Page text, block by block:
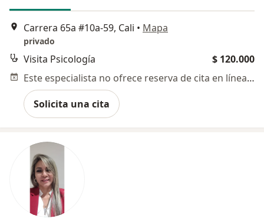
Carrera 65a #10a-59, Cali • Mapa
privado
Visita Psicología
$ 120.000
Este especialista no ofrece reserva de cita en línea en esta dirección.
Solicita una cita